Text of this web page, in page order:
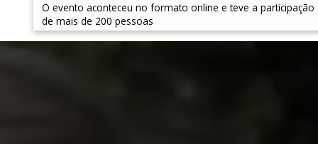
O evento aconteceu no formato online e teve a participação
de mais de 200 pessoas